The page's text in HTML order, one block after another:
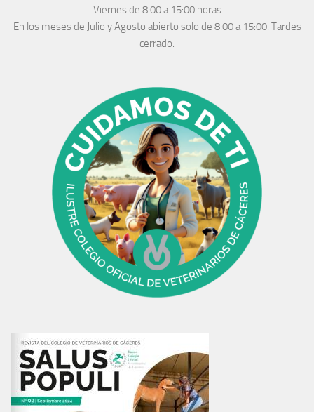
Viernes de 8:00 a 15:00 horas
En los meses de Julio y Agosto abierto solo de 8:00 a 15:00. Tardes
cerrado.